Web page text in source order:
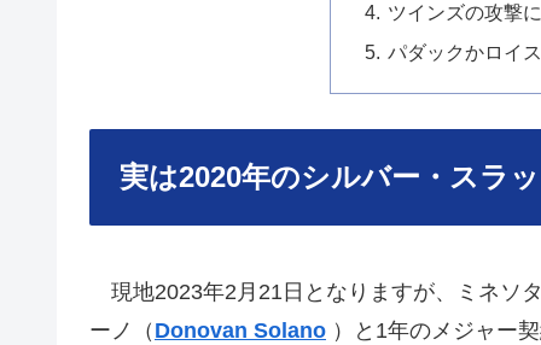
ツインズの攻撃
パダックかロイ
実は2020年のシルバー・スラ
現地2023年2月21日となりますが、ミネソ
ーノ（ Donovan Solano ）と1年のメジャー